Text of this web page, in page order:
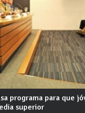
programa para que
superior